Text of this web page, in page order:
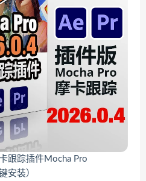
跟踪插件Mocha Pro
安装）